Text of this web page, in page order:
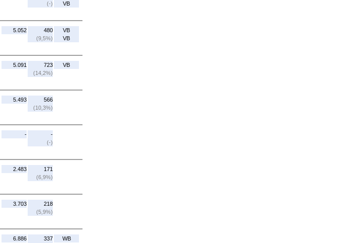
(-)
VB
5.052
480
(9,5%)
VB
VB
5.091
723
(14,2%)
VB
5.493
566
(10,3%)
-
-
(-)
2.483
171
(6,9%)
3.703
218
(5,9%)
6.886
337
WB